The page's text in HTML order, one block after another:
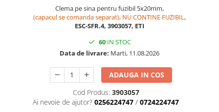
Soft startere, relee
Relee siguranta
Relee timp
Clema pe sina pentru fuzibil 5x20mm,
(capacul se comanda separat), NU CONTINE FUZIBIL,
ESC-SFR.4, 3903057, ETI
60IN STOC
Data de livrare: Marti, 11.08.2026
ADAUGA IN COS
Cod Produs: 3903057
Ai nevoie de ajutor? 0256224747 / 0724224747